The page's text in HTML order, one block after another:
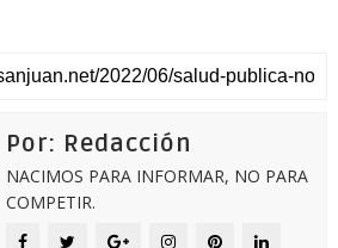
Por: Redacción
NACIMOS PARA INFORMAR, NO PARA
COMPETIR.